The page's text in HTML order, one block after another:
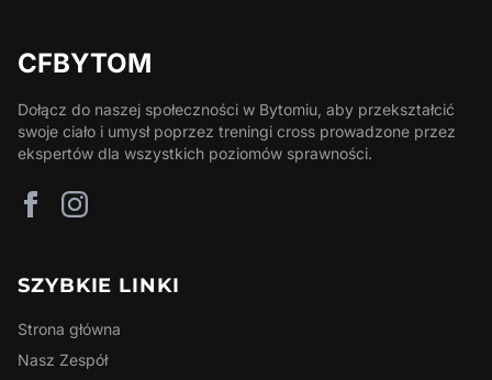
CFBYTOM
Dołącz do naszej społeczności w Bytomiu, aby przekształcić
swoje ciało i umysł poprzez treningi cross prowadzone przez
ekspertów dla wszystkich poziomów sprawności.
SZYBKIE LINKI
Strona główna
Nasz Zespół